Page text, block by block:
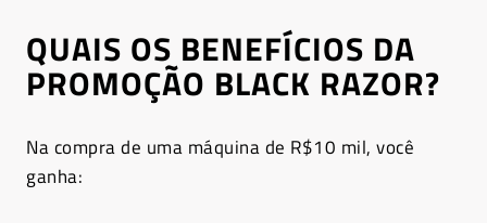
QUAIS OS BENEFÍCIOS DA
PROMOÇÃO BLACK RAZOR?
Na compra de uma máquina de R$10 mil, você
ganha: